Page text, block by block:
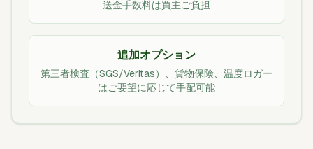
送金手数料は買主ご負担
追加オプション
第三者検査（SGS/Veritas）、貨物保険、温度ロガー
はご要望に応じて手配可能